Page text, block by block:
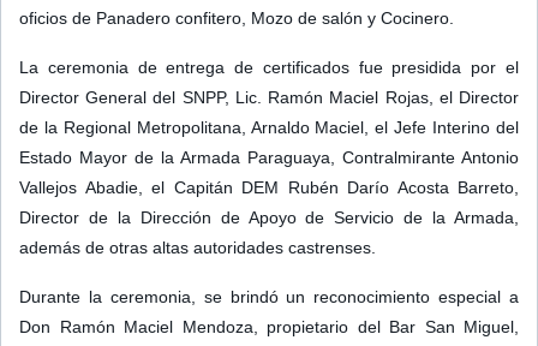
oficios de Panadero confitero, Mozo de salón y Cocinero.
La ceremonia de entrega de certificados fue presidida por el
Director General del SNPP, Lic. Ramón Maciel Rojas, el Director
de la Regional Metropolitana, Arnaldo Maciel, el Jefe Interino del
Estado Mayor de la Armada Paraguaya, Contralmirante Antonio
Vallejos Abadie, el Capitán DEM Rubén Darío Acosta Barreto,
Director de la Dirección de Apoyo de Servicio de la Armada,
además de otras altas autoridades castrenses.
Durante la ceremonia, se brindó un reconocimiento especial a
Don Ramón Maciel Mendoza, propietario del Bar San Miguel,